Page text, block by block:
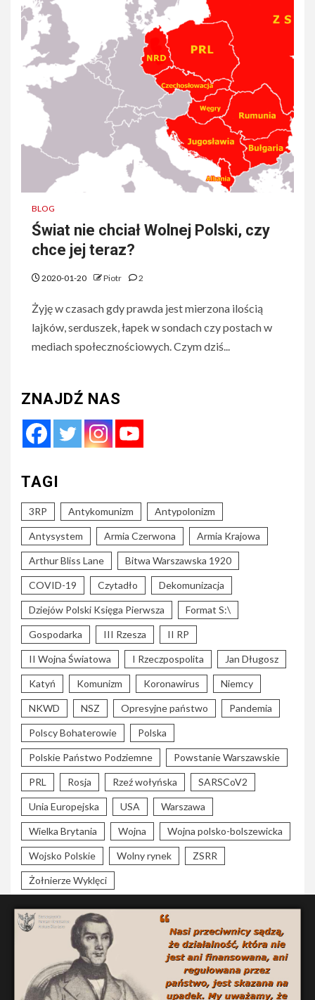
BLOG
Świat nie chciał Wolnej Polski, czy
chce jej teraz?
2020-01-20 Piotr 2
Żyję w czasach gdy prawda jest mierzona ilością
lajków, serduszek, łapek w sondach czy postach w
mediach społecznościowych. Czym dziś...
ZNAJDŹ NAS
TAGI
3RP Antykomunizm Antypolonizm
Antysystem Armia Czerwona Armia Krajowa
Arthur Bliss Lane Bitwa Warszawska 1920
COVID-19 Czytadło Dekomunizacja
Dziejów Polski Księga Pierwsza Format S:\
Gospodarka III Rzesza II RP
II Wojna Światowa I Rzeczpospolita Jan Długosz
Katyń Komunizm Koronawirus Niemcy
NKWD NSZ Opresyjne państwo Pandemia
Polscy Bohaterowie Polska
Polskie Państwo Podziemne Powstanie Warszawskie
PRL Rosja Rzeź wołyńska SARSCoV2
Unia Europejska USA Warszawa
Wielka Brytania Wojna Wojna polsko-bolszewicka
Wojsko Polskie Wolny rynek ZSRR
Żołnierze Wyklęci